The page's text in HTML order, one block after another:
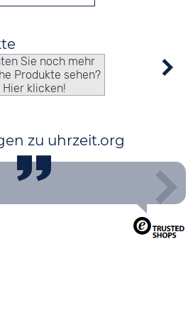
Sie noch mehr
Produkte sehen?
Hier klicken!
zu uhrzeit.org